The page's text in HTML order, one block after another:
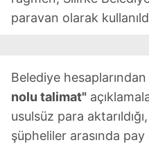
paravan olarak
Belediye hesaplarından
nolu talimat"
usulsüz para
şüpheliler arasında